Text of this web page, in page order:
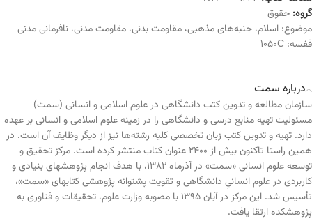
گروه: حقوق
موضوع: اسلام، جنبه‌های مذهبی، مقاومت بدنی، مقاومت مدنی، نافرمانی مدنی
قفسه: 1050C
درباره سمت
سازمان مطالعه و تدوین کتب دانشگاهی در علوم اسلامی و انسانی (سمت)
مسئولیت تهیه منابع درسی و دانشگاهی را در زمینه علوم اسلامی و انسانی بر عهده
دارد. تهیه و تدوین کتب زبان تخصصی کلیه رشته‌ها نیز از دیگر وظایف آن است. در
همین راستا تاکنون بیش از ۲۴۰۰ عنوان کتاب منتشر کرده است. مرکز تحقیق و
توسعه علوم انسانی «سمت» در آذرماه ۱۳۸۲، با هدف انجام پژوهشهای بنیادی و
کاربردی در علوم انسانیِ دانشگاهی و تقویت پشتوانه پژوهشی کتابهای «سمت»،
تأسیس شد. این مرکز در آبان ۱۳۹۵ با مصوبه وزارت علوم، تحقیقات و فناوری به
پژوهشکده ارتقا یافت.